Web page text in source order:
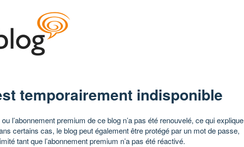
temporairement indisponible
l’abonnement premium de ce blog n’a pas été renouvelé, ce qui explique
certains cas, le blog peut également être protégé par un mot de passe,
tant que l’abonnement premium n’a pas été réactivé.